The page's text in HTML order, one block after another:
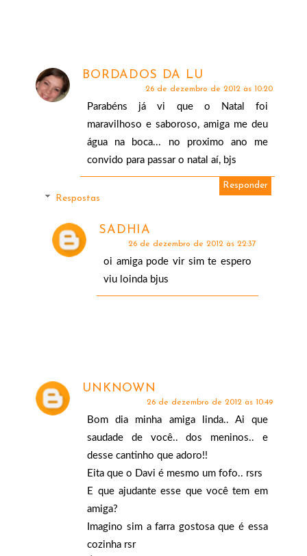
BORDADOS DA LU
26 de dezembro de 2012 às 10:20
Parabéns já vi que o Natal foi
maravilhoso e saboroso, amiga me deu
água na boca... no proximo ano me
convido para passar o natal aí, bjs
Responder
Respostas
SADHIA
26 de dezembro de 2012 às 22:37
oi amiga pode vir sim te espero
viu loinda bjus
UNKNOWN
26 de dezembro de 2012 às 10:49
Bom dia minha amiga linda.. Ai que
saudade de você.. dos meninos.. e
desse cantinho que adoro!!
Eita que o Davi é mesmo um fofo.. rsrs
E que ajudante esse que você tem em
amiga?
Imagino sim a farra gostosa que é essa
cozinha rsr